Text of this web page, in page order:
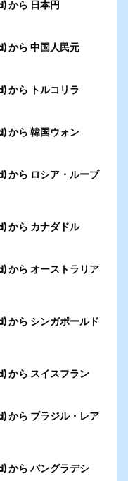
から 日本円
から 中国人民元
から トルコリラ
から 韓国ウォン
から ロシア・ルーブ
から カナダドル
から オーストラリア
から シンガポールド
から スイスフラン
から ブラジル・レア
から バングラデシ